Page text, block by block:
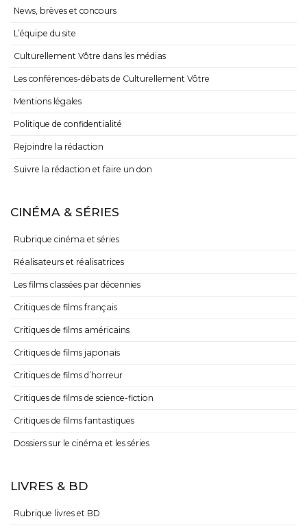
News, brèves et concours
L’équipe du site
Culturellement Vôtre dans les médias
Les conférences-débats de Culturellement Vôtre
Mentions légales
Politique de confidentialité
Rejoindre la rédaction
Suivre la rédaction et faire un don
CINÉMA & SÉRIES
Rubrique cinéma et séries
Réalisateurs et réalisatrices
Les films classées par décennies
Critiques de films français
Critiques de films américains
Critiques de films japonais
Critiques de films d’horreur
Critiques de films de science-fiction
Critiques de films fantastiques
Dossiers sur le cinéma et les séries
LIVRES & BD
Rubrique livres et BD